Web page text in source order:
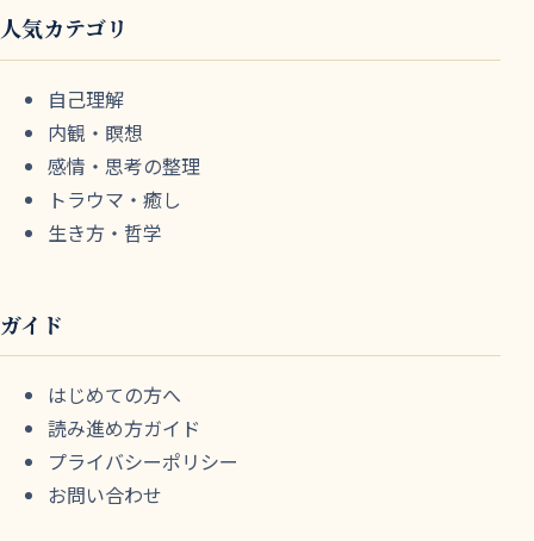
人気カテゴリ
自己理解
内観・瞑想
感情・思考の整理
トラウマ・癒し
生き方・哲学
ガイド
はじめての方へ
読み進め方ガイド
プライバシーポリシー
お問い合わせ